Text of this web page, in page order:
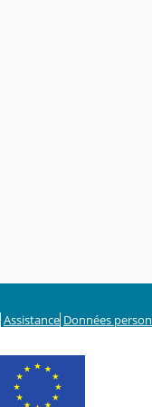
Assistance Données